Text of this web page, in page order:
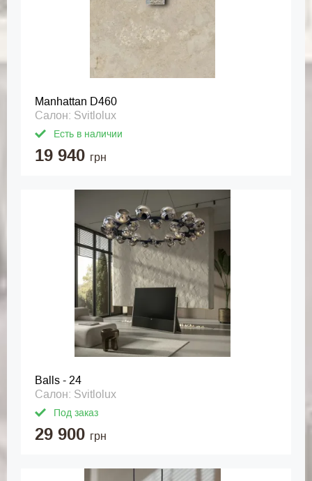
Manhattan D460
Салон: Svitlolux
Есть в наличии
19 940 грн
Balls - 24
Салон: Svitlolux
Под заказ
29 900 грн